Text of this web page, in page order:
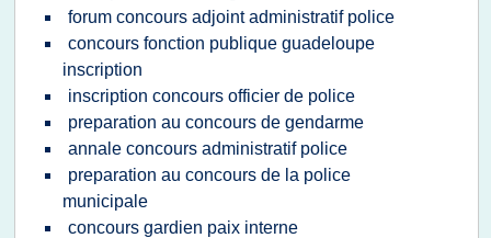
forum concours adjoint administratif police
concours fonction publique guadeloupe
inscription
inscription concours officier de police
preparation au concours de gendarme
annale concours administratif police
preparation au concours de la police
municipale
concours gardien paix interne